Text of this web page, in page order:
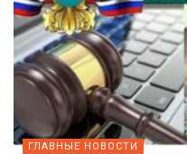
ГЛАВНЫЕ НОВОСТИ